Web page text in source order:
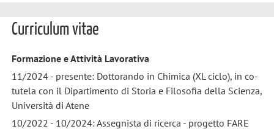
Curriculum vitae
Formazione e Attività Lavorativa
11/2024 - presente: Dottorando in Chimica (XL ciclo), in co-
tutela con il Dipartimento di Storia e Filosofia della Scienza,
Università di Atene
10/2022 - 10/2024: Assegnista di ricerca - progetto FARE